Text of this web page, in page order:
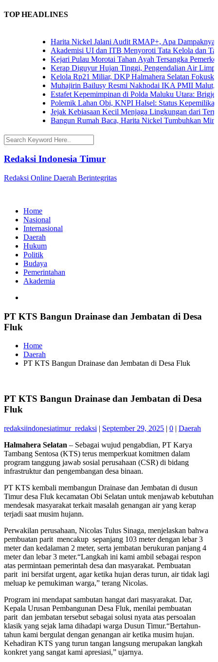
TOP HEADLINES
Harita Nickel Jalani Audit RMAP+, Apa Dampaknya
Akademisi UI dan ITB Menyoroti Tata Kelola dan
Kejari Pulau Morotai Tahan Ayah Tersangka
Kerap Diguyur Hujan Tinggi, Pengendalian Air
Kelola Rp21 Miliar, DKP Halmahera Selatan Fokuskan
Muhajirin Bailusy Resmi Nakhodai IKA PMII Malut,
Estafet Kepemimpinan di Polda Maluku Utara: Brigjen
Polemik Lahan Obi, KNPI Halsel: Status Kepemilikan
Jejak Kebiasaan Kecil Menjaga Lingkungan dari Ternate
Bangun Rumah Baca, Harita Nickel Tumbuhkan Minat
Redaksi Indonesia Timur
Redaksi Online Daerah Berintegritas
Home
Nasional
Internasional
Daerah
Hukum
Politik
Budaya
Pemerintahan
Akademia
PT KTS Bangun Drainase dan Jembatan di Desa
Fluk
Home
Daerah
PT KTS Bangun Drainase dan Jembatan di Desa Fluk
PT KTS Bangun Drainase dan Jembatan di Desa
Fluk
redaksiindonesiatimur_redaksi | September 29, 2025 | 0 | Daerah
Halmahera Selatan – Sebagai wujud pengabdian, PT Karya
Tambang Sentosa (KTS) terus memperkuat komitmen dalam
program tanggung jawab sosial perusahaan (CSR) di bidang
infrastruktur dan pengembangan desa binaan.
PT KTS kembali membangun Drainase dan Jembatan di dusun
Timur desa Fluk kecamatan Obi Selatan untuk menjawab kebutuhan
mendesak masyarakat terkait masalah genangan air yang kerap
terjadi saat musim hujann.
Perwakilan perusahaan, Nicolas Tulus Sinaga, menjelaskan bahwa
pembuatan parit mencakup sepanjang 103 meter dengan lebar 3
meter dan kedalaman 2 meter, serta jembatan berukuran panjang 4
meter dan lebar 3 meter.“Langkah ini kami ambil sebagai respon
atas permintaan pemerintah desa dan masyarakat. Pembuatan
parit ini bersifat urgent, agar ketika hujan deras turun, air tidak lagi
meluap ke pemukiman warga,” terang Nicolas.
Program ini mendapat sambutan hangat dari masyarakat. Dar,
Kepala Urusan Pembangunan Desa Fluk, menilai pembuatan
parit dan jembatan tersebut sebagai solusi nyata atas persoalan
klasik yang sejak lama dihadapi warga Dusun Timur.“Bertahun-
tahun kami bergulat dengan genangan air ketika musim hujan.
Kehadiran KTS yang turun tangan langsung merupakan langkah
konkret yang sangat kami apresiasi,” ujarnya.